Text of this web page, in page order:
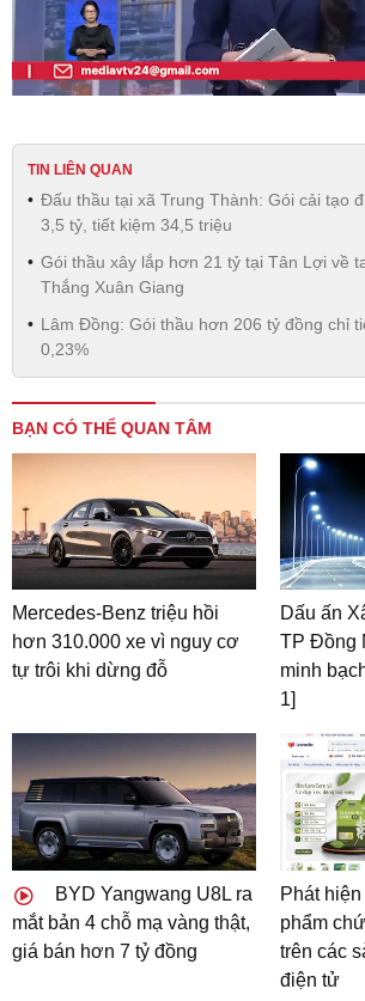
Video
TIN LIÊN QUAN
Đấu thầu tại xã Trung Thành: Gói cải tạo
3,5 tỷ, tiết kiệm 34,5 triệu
Gói thầu xây lắp hơn 21 tỷ tại Tân Lợi về
Thắng Xuân Giang
Lâm Đồng: Gói thầu hơn 206 tỷ đồng chỉ
0,23%
BẠN CÓ THỂ QUAN TÂM
Mercedes-Benz triệu hồi
hơn 310.000 xe vì nguy cơ
tự trôi khi dừng đỗ
Dấu ấn
TP Đồng
minh
1]
BYD Yangwang U8L ra
mắt bản 4 chỗ mạ vàng thật,
giá bán hơn 7 tỷ đồng
Phát
phẩm
trên các
điện tử